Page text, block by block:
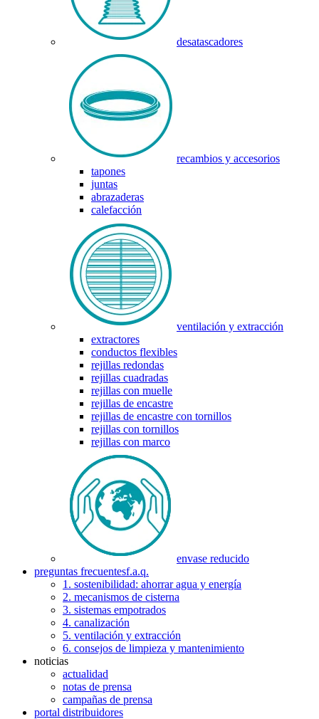
desatascadores
recambios y accesorios
tapones
juntas
abrazaderas
calefacción
ventilación y extracción
extractores
conductos flexibles
rejillas redondas
rejillas cuadradas
rejillas con muelle
rejillas de encastre
rejillas de encastre con tornillos
rejillas con tornillos
rejillas con marco
envase reducido
preguntas frecuentesf.a.q.
1. sostenibilidad: ahorrar agua y energía
2. mecanismos de cisterna
3. sistemas empotrados
4. canalización
5. ventilación y extracción
6. consejos de limpieza y mantenimiento
noticias
actualidad
notas de prensa
campañas de prensa
portal distribuidores